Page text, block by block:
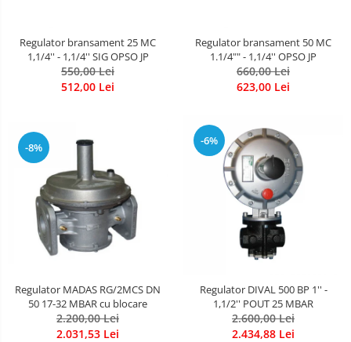
Regulator bransament 25 MC
1,1/4'' - 1,1/4'' SIG OPSO JP
550,00 Lei
512,00 Lei
Regulator bransament 50 MC
1.1/4"" - 1,1/4'' OPSO JP
660,00 Lei
623,00 Lei
-8%
Regulator MADAS RG/2MCS DN
50 17-32 MBAR cu blocare
2.200,00 Lei
2.031,53 Lei
-6%
Regulator DIVAL 500 BP 1'' -
1,1/2'' POUT 25 MBAR
2.600,00 Lei
2.434,88 Lei